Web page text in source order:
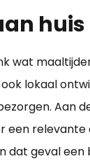
wat
lokaal
Aan
een
dat geval